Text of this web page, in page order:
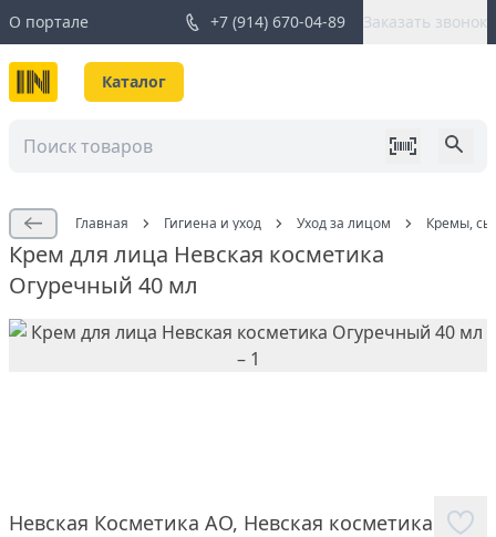
О портале +7 (914) 670-04-89 Заказать звонок
Каталог
Главная Гигиена и уход Уход за лицом Кремы,
Крем для лица Невская косметика
Огуречный 40 мл
Невская Косметика АО, Невская косметика